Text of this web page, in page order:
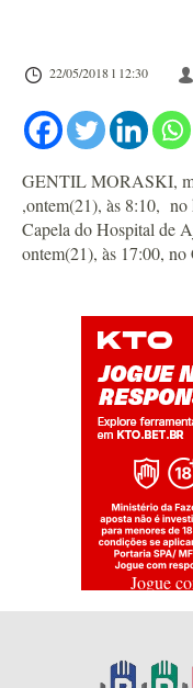
22/05/2018 l 12:30
GENTIL MORASKI,
,ontem(21), às 8:10,
Capela do Hospital de
ontem(21), às 17:00,
Jogue